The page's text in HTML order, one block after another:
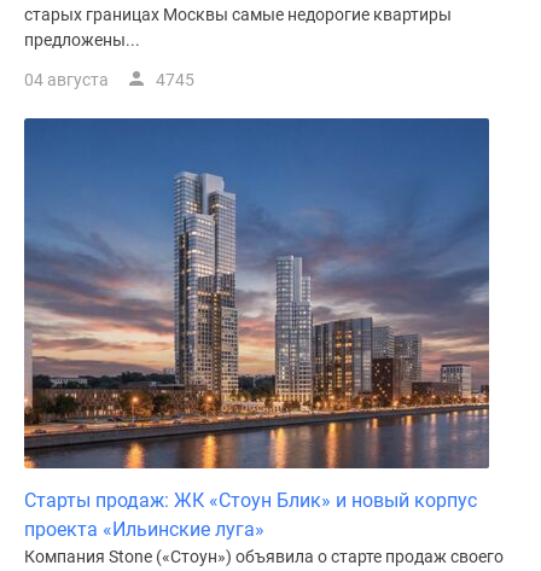
старых границах Москвы самые недорогие квартиры
предложены...
04 августа 4745
Старты продаж: ЖК «Стоун Блик» и новый корпус
проекта «Ильинские луга»
Компания Stone («Стоун») объявила о старте продаж своего